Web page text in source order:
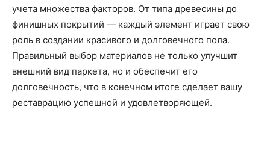
учета множества факторов. От типа древесины до
финишных покрытий — каждый элемент играет свою
роль в создании красивого и долговечного пола.
Правильный выбор материалов не только улучшит
внешний вид паркета, но и обеспечит его
долговечность, что в конечном итоге сделает вашу
реставрацию успешной и удовлетворяющей.